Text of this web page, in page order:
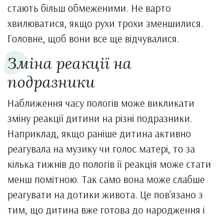
стають більш обмеженими. Не варто
хвилюватися, якщо рухи трохи зменшилися.
Головне, щоб вони все ще відчувалися.
Зміна реакції на
подразники
Наближення часу пологів може викликати
зміну реакції дитини на різні подразники.
Наприклад, якщо раніше дитина активно
реагувала на музику чи голос матері, то за
кілька тижнів до пологів її реакція може стати
менш помітною. Так само вона може слабше
реагувати на дотики живота. Це пов'язано з
тим, що дитина вже готова до народження і